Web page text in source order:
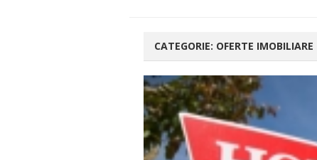
CATEGORIE: OFERTE IMOBILIARE